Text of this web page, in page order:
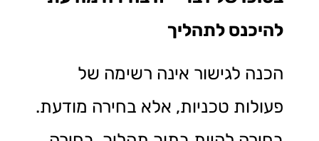
להיכנס לתהליך
הכנה לגישור אינה רשימה של
פעולות טכניות, אלא בחירה מודעת.